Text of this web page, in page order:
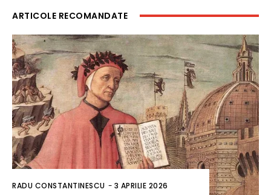
ARTICOLE RECOMANDATE
RADU CONSTANTINESCU - 3 APRILIE 2026